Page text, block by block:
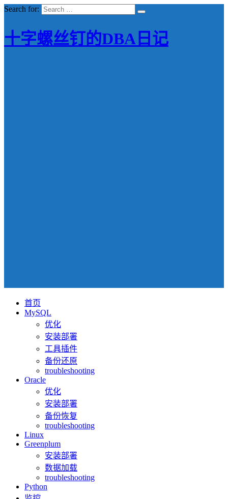
Search for:
十字螺丝钉的DBA日记
首页
MySQL
优化
安装部署
工具插件
备份还原
troubleshooting
Oracle
优化
安装部署
备份恢复
troubleshooting
Linux
Greenplum
安装部署
数据加载
troubleshooting
Python